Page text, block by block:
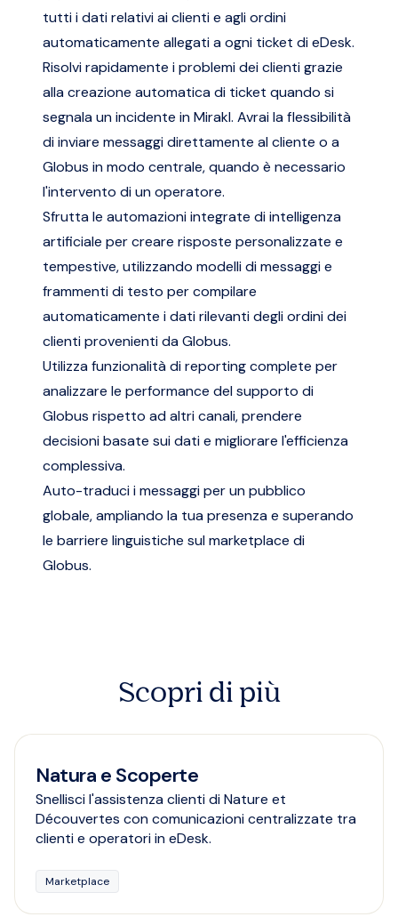
tutti i dati relativi ai clienti e agli ordini
automaticamente allegati a ogni ticket di eDesk.
Risolvi rapidamente i problemi dei clienti grazie
alla creazione automatica di ticket quando si
segnala un incidente in Mirakl. Avrai la flessibilità
di inviare messaggi direttamente al cliente o a
Globus in modo centrale, quando è necessario
l'intervento di un operatore.
Sfrutta le automazioni integrate di intelligenza
artificiale per creare risposte personalizzate e
tempestive, utilizzando modelli di messaggi e
frammenti di testo per compilare
automaticamente i dati rilevanti degli ordini dei
clienti provenienti da Globus.
Utilizza funzionalità di reporting complete per
analizzare le performance del supporto di
Globus rispetto ad altri canali, prendere
decisioni basate sui dati e migliorare l'efficienza
complessiva.
Auto-traduci i messaggi per un pubblico
globale, ampliando la tua presenza e superando
le barriere linguistiche sul marketplace di
Globus.
Scopri di più
Natura e Scoperte
Snellisci l'assistenza clienti di Nature et
Découvertes con comunicazioni centralizzate tra
clienti e operatori in eDesk.
Marketplace